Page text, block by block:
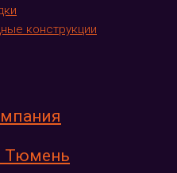
конструкции
Тюмень